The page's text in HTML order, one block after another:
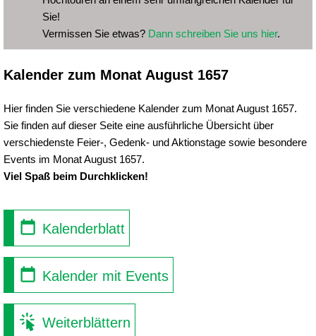
Sie!
Vermissen Sie etwas? Dann schreiben Sie uns hier.
Kalender zum Monat August 1657
Hier finden Sie verschiedene Kalender zum Monat August 1657.
Sie finden auf dieser Seite eine ausführliche Übersicht über
verschiedenste Feier-, Gedenk- und Aktionstage sowie besondere
Events im Monat August 1657.
Viel Spaß beim Durchklicken!
Kalenderblatt
Kalender mit Events
Weiterblättern